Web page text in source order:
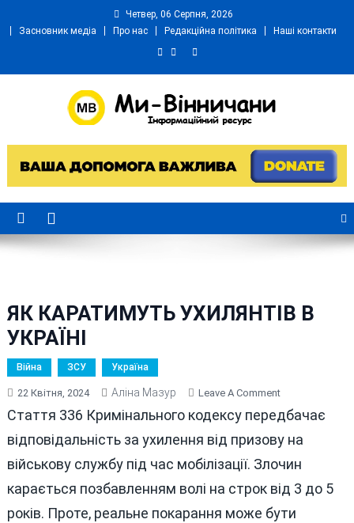
Четвер, 06 Серпня, 2026
Засновник медіа
Про нас Редакційна політика Наші контакти
Ми Вінничани
ЯК КАРАТИМУТЬ УХИЛЯНТІВ В
УКРАЇНІ
Війна ЗСУ Україна
22 Квітня, 2024 Аліна Мазур Leave A CommentOn
ЯК
УХИЛЯНТІВ
В
УКРАЇНІ
Стаття 336 Кримінального кодексу передбачає
відповідальність за ухилення від призову на
військову службу під час мобілізації. Злочин
карається позбавленням волі на строк від 3 до 5
років. Проте, реальне покарання може бути